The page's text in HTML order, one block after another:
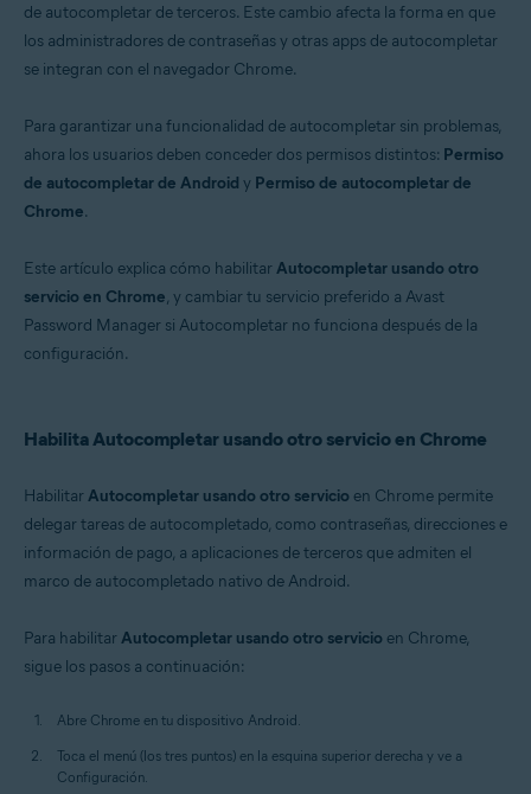
Android
de autocompletar de terceros. Este cambio afecta la forma en que
los administradores de contraseñas y otras apps de autocompletar
se integran con el navegador Chrome.
Para garantizar una funcionalidad de autocompletar sin problemas,
ahora los usuarios deben conceder dos permisos distintos: Permiso
de autocompletar de Android y Permiso de autocompletar de
Chrome.
Este artículo explica cómo habilitarAutocompletar usando otro
servicio en Chrome, y cambiar tu servicio preferido a Avast
Password Manager si Autocompletar no funciona después de la
configuración.
Habilita Autocompletar usando otro servicio en Chrome
HabilitarAutocompletar usando otro servicio en Chrome permite
delegar tareas de autocompletado, como contraseñas, direcciones e
información de pago, a aplicaciones de terceros que admiten el
marco de autocompletado nativo de Android.
Para habilitarAutocompletar usando otro servicio en Chrome,
sigue los pasos a continuación:
Abre Chrome en tu dispositivo Android.
Toca el menú (los tres puntos) en la esquina superior derecha y ve a
Configuración.